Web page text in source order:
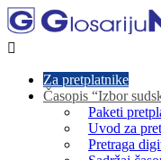

Za pretplatnike
Časopis “Izbor
Paketi
Uvod za
Pretraga